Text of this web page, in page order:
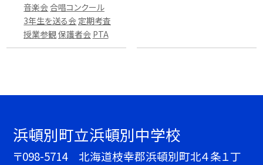
音楽会合唱コンクール
3年生を送る会 定期考査
授業参観保護者会 PTA
浜頓別町立浜頓別中学校
〒098-5714 北海道枝幸郡浜頓別町北４条１丁